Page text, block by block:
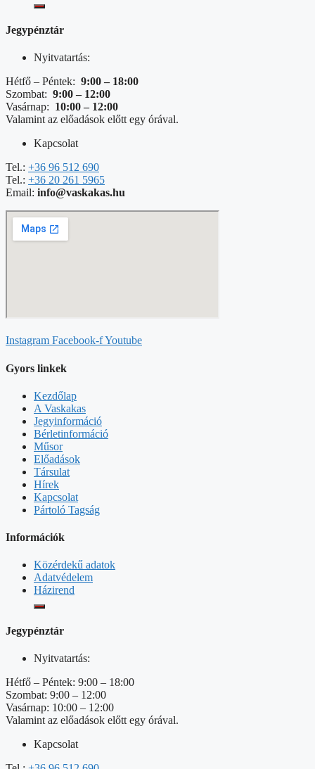
Jegypénztár
Nyitvatartás:
Hétfő – Péntek: 9:00 – 18:00
Szombat: 9:00 – 12:00
Vasárnap: 10:00 – 12:00
Valamint az előadások előtt egy órával.
Kapcsolat
Tel.: +36 96 512 690
Tel.: +36 20 261 5965
Email: info@vaskakas.hu
Instagram Facebook-fYoutube
Gyors linkek
Kezdőlap
A Vaskakas
Jegyinformáció
Bérletinformáció
Műsor
Előadások
Társulat
Hírek
Kapcsolat
Pártoló Tagság
Információk
Közérdekű adatok
Adatvédelem
Házirend
Jegypénztár
Nyitvatartás:
Hétfő – Péntek: 9:00 – 18:00
Szombat: 9:00 – 12:00
Vasárnap: 10:00 – 12:00
Valamint az előadások előtt egy órával.
Kapcsolat